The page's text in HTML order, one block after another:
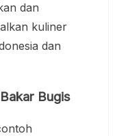
dan
kuliner
dan
Bugis